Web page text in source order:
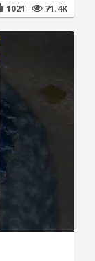
1021 71.4K